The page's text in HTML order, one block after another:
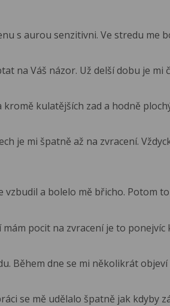
s aurou senzitivni. Ve stredu me
na Váš názor. Už delší dobu je mi
kromě kulatějších zad a hodně
je mi špatně až na zvracení.
vzbudil a bolelo mě břicho. Potom
pocit na zvracení je to ponejvíc
Během dne se mi několikrát objeví
se mě udělalo špatně jak kdyby